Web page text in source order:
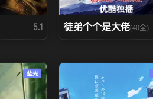
5.1 徒弟个个是大佬(40全)
蓝光